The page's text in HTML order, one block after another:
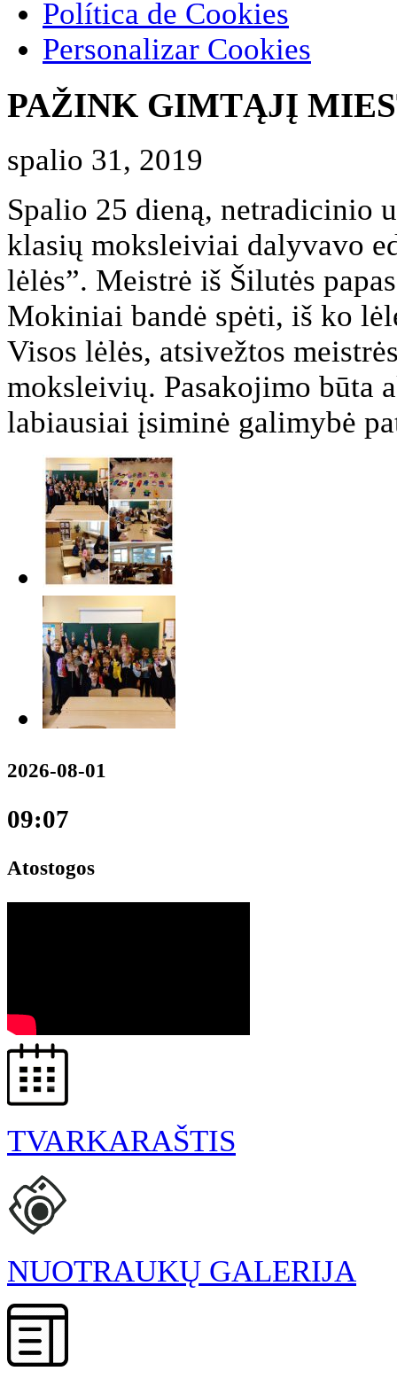
Política de Cookies
Personalizar Cookies
PAŽINK GIMTĄJĮ
spalio 31, 2019
Spalio 25 dieną, netradicinio
klasių moksleiviai dalyvavo
lėlės”. Meistrė iš Šilutės
Mokiniai bandė spėti, iš ko
Visos lėlės, atsivežtos
moksleivių. Pasakojimo būta
labiausiai įsiminė galimybė
2026-08-01
09:07
Atostogos
TVARKARAŠTIS
NUOTRAUKŲ GALERIJA